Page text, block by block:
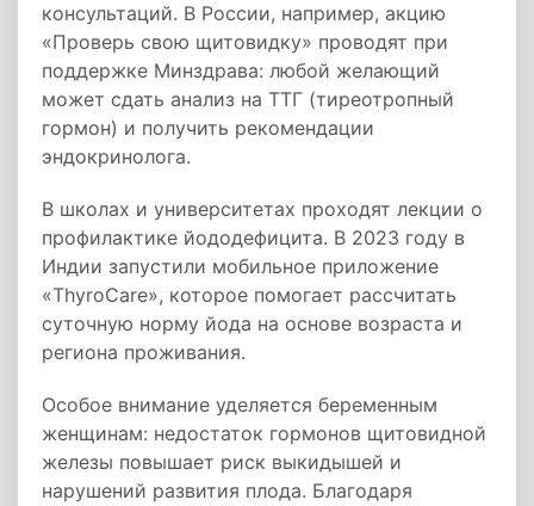
консультаций. В России, например, акцию
«Проверь свою щитовидку» проводят при
поддержке Минздрава: любой желающий
может сдать анализ на ТТГ (тиреотропный
гормон) и получить рекомендации
эндокринолога.
В школах и университетах проходят лекции о
профилактике йододефицита. В 2023 году в
Индии запустили мобильное приложение
«ThyroCare», которое помогает рассчитать
суточную норму йода на основе возраста и
региона проживания.
Особое внимание уделяется беременным
женщинам: недостаток гормонов щитовидной
железы повышает риск выкидышей и
нарушений развития плода. Благодаря